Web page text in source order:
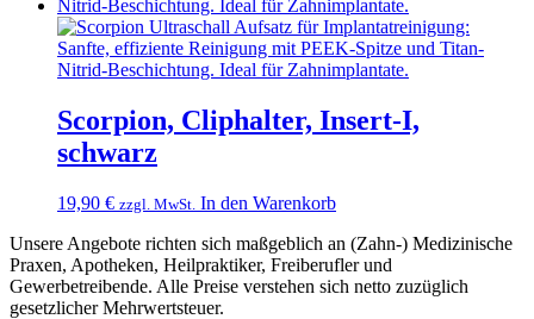
Scorpion, Cliphalter, Insert-I,
schwarz
19,90 € zzgl. MwSt. In den Warenkorb
Unsere Angebote richten sich maßgeblich an (Zahn-) Medizinische
Praxen, Apotheken, Heilpraktiker, Freiberufler und
Gewerbetreibende. Alle Preise verstehen sich netto zuzüglich
gesetzlicher Mehrwertsteuer.